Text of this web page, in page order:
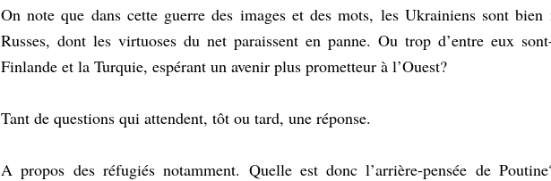
On note que dans cette guerre des images et des mots, les Ukrainiens sont
Russes, dont les virtuoses du net paraissent en panne. Ou trop d’entre eux
Finlande et la Turquie, espérant un avenir plus prometteur à l’Ouest?
Tant de questions qui attendent, tôt ou tard, une réponse.
A propos des réfugiés notamment. Quelle est donc l’arrière-pensée de